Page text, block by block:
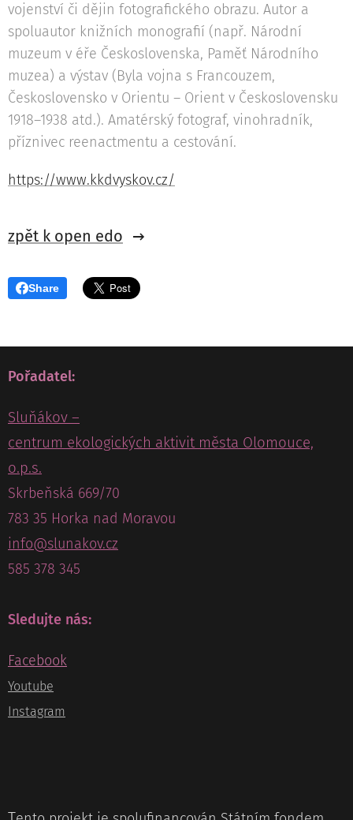
vojenství či dějin fotografického obrazu. Autor a
spoluautor knižních monografií (např. Národní
muzeum v éře Československa, Paměť Národního
muzea) a výstav (Byla vojna s Francouzem,
Československo v Orientu – Orient v Československu
1918–1938 atd.). Amatérský fotograf, vinohradník,
příznivec reenactmentu a cestování.
https://www.kkdvyskov.cz/
zpět k open edo
Share
Pořadatel:
Sluňákov –
centrum ekologických aktivit města Olomouce,
o.p.s.
Skrbeňská 669/70
783 35 Horka nad Moravou
info@slunakov.cz
585 378 345
Sledujte nás:
Facebook
Youtube
Instagram